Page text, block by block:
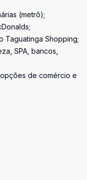
(metrô);
Taguatinga Shopping;
SPA, bancos,
de comércio e